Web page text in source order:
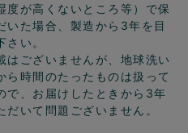
度が高くないところ等）で保
いた場合、製造から3年を目
い。
はございませんが、地球洗い
ら時間のたったものは扱って
で、お届けしたときから3年
だいて問題ございません。